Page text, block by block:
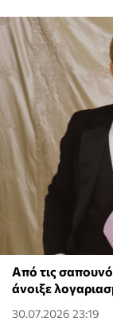
Από τις
άνοιξε
30.07.2026 23:19